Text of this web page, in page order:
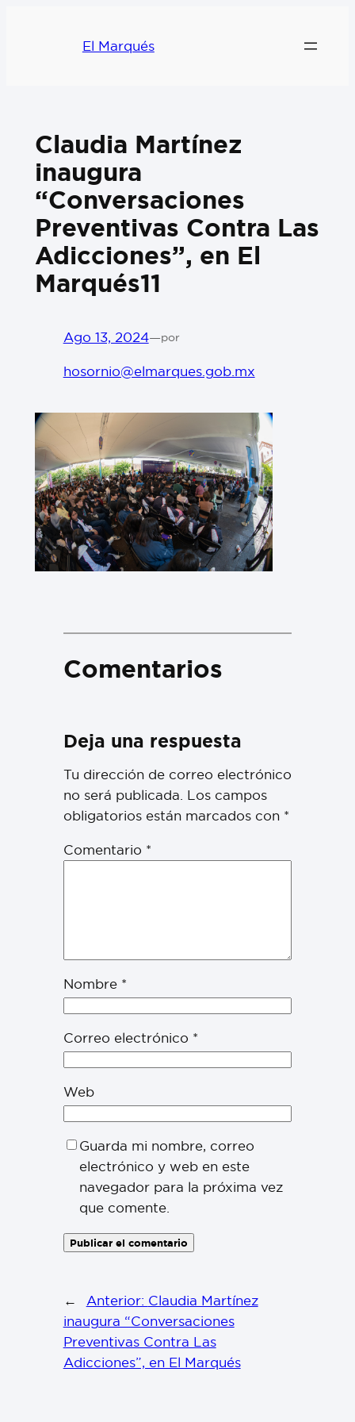
El Marqués
Claudia Martínez
inaugura
“Conversaciones
Preventivas Contra Las
Adicciones”, en El
Marqués11
Ago 13, 2024—por
hosornio@elmarques.gob.mx
Comentarios
Deja una respuesta
Tu dirección de correo electrónico
no será publicada. Los campos
obligatorios están marcados con *
Comentario *
Nombre *
Correo electrónico *
Web
Guarda mi nombre, correo
electrónico y web en este
navegador para la próxima vez
que comente.
← Anterior: Claudia Martínez
inaugura “Conversaciones
Preventivas Contra Las
Adicciones”, en El Marqués